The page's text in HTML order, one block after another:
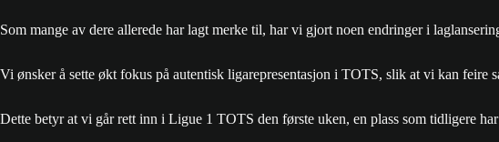
Som mange av dere allerede har lagt merke til, har vi gjort noen endringer i
Vi ønsker å sette økt fokus på autentisk ligarepresentasjon i TOTS, slik at vi kan
Dette betyr at vi går rett inn i Ligue 1 TOTS den første uken, en plass som tidligere